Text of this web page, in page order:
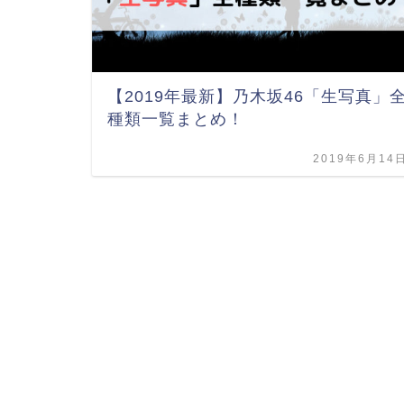
【2019年最新】乃木坂46「生写真」
種類一覧まとめ！
2019年6月14